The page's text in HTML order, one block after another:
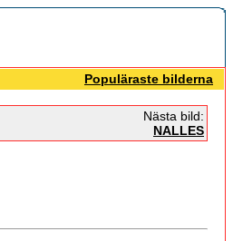
Populäraste bilderna
Nästa bild:
NALLES